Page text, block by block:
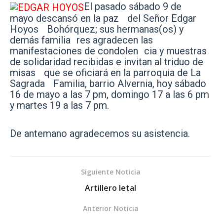
El pasado sábado 9 de
mayo descansó en la paz del Señor Edgar
Hoyos Bohórquez; sus hermanas(os) y
demás familia res agradecen las
manifestaciones de condolen cia y muestras
de solidaridad recibidas e invitan al triduo de
misas que se oficiará en la parroquia de La
Sagrada Familia, barrio Alvernia, hoy sábado
16 de mayo a las 7 pm, domingo 17 a las 6 pm
y martes 19 a las 7 pm.
De antemano agradecemos su asistencia.
Siguiente Noticia
Artillero letal
Anterior Noticia